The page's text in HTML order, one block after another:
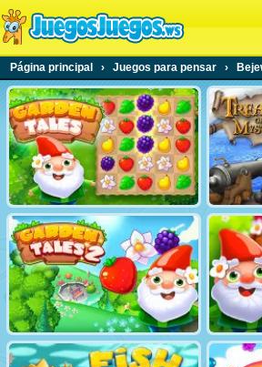
Página principal › Juegos para pensar ›